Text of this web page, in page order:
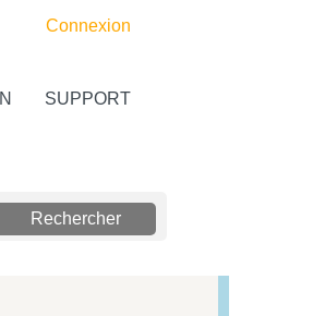
Connexion
SUPPORT